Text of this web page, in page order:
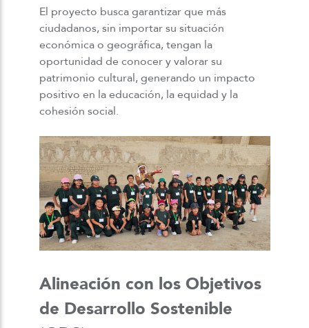
El proyecto busca garantizar que más
ciudadanos, sin importar su situación
económica o geográfica, tengan la
oportunidad de conocer y valorar su
patrimonio cultural, generando un impacto
positivo en la educación, la equidad y la
cohesión social.
Alineación con los Objetivos
de Desarrollo Sostenible